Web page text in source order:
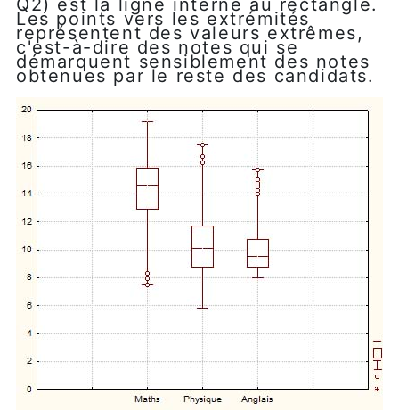
Q2) est la ligne interne au rectangle.
Les points vers les extrémités
représentent des valeurs extrêmes,
c'est-à-dire des notes qui se
démarquent sensiblement des notes
obtenues par le reste des candidats.